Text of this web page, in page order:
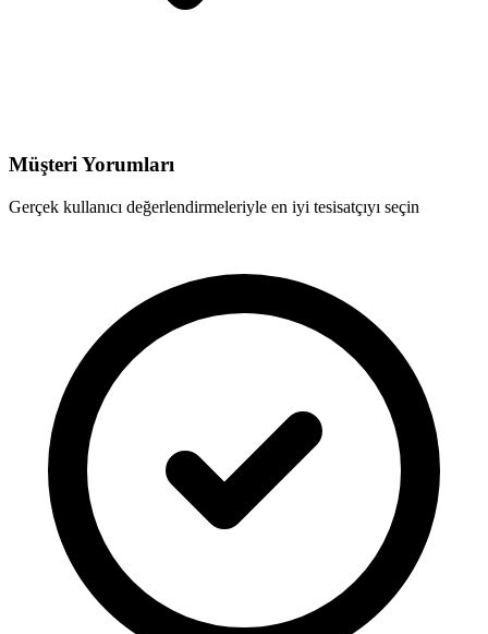
Müşteri Yorumları
Gerçek kullanıcı değerlendirmeleriyle en iyi tesisatçıyı seçin